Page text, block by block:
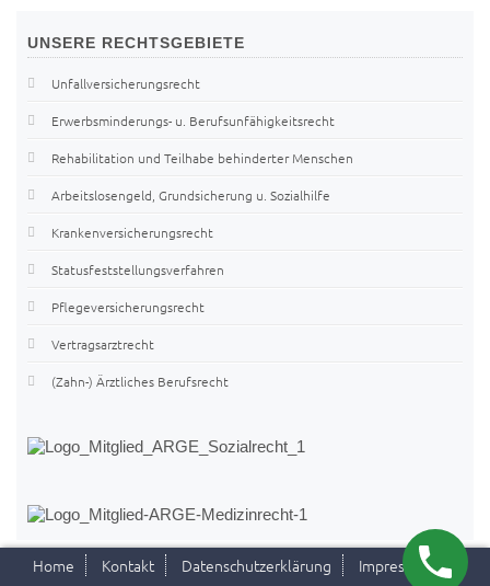
UNSERE RECHTSGEBIETE
Unfallversicherungsrecht
Erwerbsminderungs- u. Berufsunfähigkeitsrecht
Rehabilitation und Teilhabe behinderter Menschen
Arbeitslosengeld, Grundsicherung u. Sozialhilfe
Krankenversicherungsrecht
Statusfeststellungsverfahren
Pflegeversicherungsrecht
Vertragsarztrecht
(Zahn-) Ärztliches Berufsrecht
Home Kontakt Datenschutzerklärung Impressum